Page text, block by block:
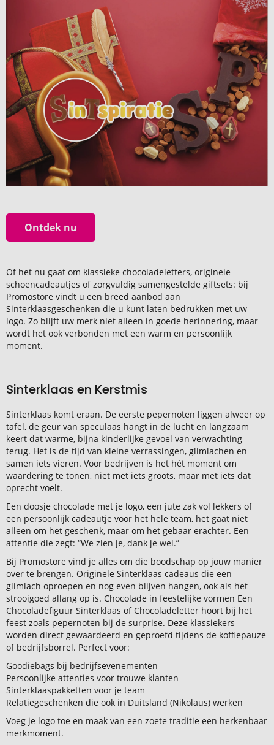
Ontdek nu
Of het nu gaat om klassieke chocoladeletters, originele
schoencadeautjes of zorgvuldig samengestelde giftsets: bij
Promostore vindt u een breed aanbod aan
Sinterklaasgeschenken die u kunt laten bedrukken met uw
logo. Zo blijft uw merk niet alleen in goede herinnering, maar
wordt het ook verbonden met een warm en persoonlijk
moment.
Sinterklaas en Kerstmis
Sinterklaas komt eraan. De eerste pepernoten liggen alweer op
tafel, de geur van speculaas hangt in de lucht en langzaam
keert dat warme, bijna kinderlijke gevoel van verwachting
terug. Het is de tijd van kleine verrassingen, glimlachen en
samen iets vieren. Voor bedrijven is het hét moment om
waardering te tonen, niet met iets groots, maar met iets dat
oprecht voelt.
Een doosje chocolade met je logo, een jute zak vol lekkers of
een persoonlijk cadeautje voor het hele team, het gaat niet
alleen om het geschenk, maar om het gebaar erachter. Een
attentie die zegt: “We zien je, dank je wel.”
Bij Promostore vind je alles om die boodschap op jouw manier
over te brengen. Originele Sinterklaas cadeaus die een
glimlach oproepen en nog even blijven hangen, ook als het
strooigoed allang op is. Chocolade in feestelijke vormen Een
Chocoladefiguur Sinterklaas of Chocoladeletter hoort bij het
feest zoals pepernoten bij de surprise. Deze klassiekers
worden direct gewaardeerd en geproefd tijdens de koffiepauze
of bedrijfsborrel. Perfect voor:
Goodiebags bij bedrijfsevenementen
Persoonlijke attenties voor trouwe klanten
Sinterklaaspakketten voor je team
Relatiegeschenken die ook in Duitsland (Nikolaus) werken
Voeg je logo toe en maak van een zoete traditie een herkenbaar
merkmoment.